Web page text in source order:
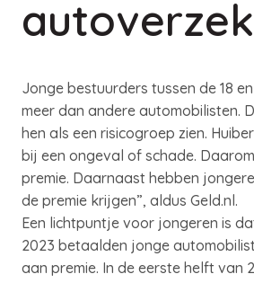
Jonge bestuurders tussen de 18
meer dan andere automobilisten.
hen als een risicogroep zien.
bij een ongeval of schade.
premie. Daarnaast hebben
de premie krijgen”, aldus Geld.nl.
Een lichtpuntje voor jongeren is
2023 betaalden jonge
aan premie. In de eerste helft van